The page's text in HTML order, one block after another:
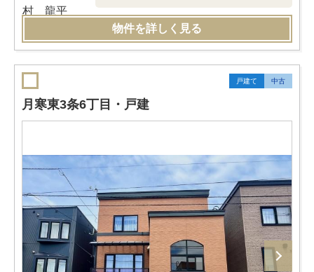
物件を詳しく見る
戸建て 中古
月寒東3条6丁目・戸建